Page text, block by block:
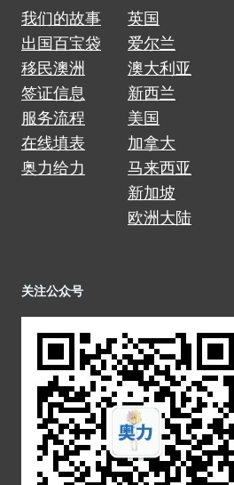
我们的故事
出国百宝袋
移民澳洲
签证信息
服务流程
在线填表
奥力给力
英国
爱尔兰
澳大利亚
新西兰
美国
加拿大
马来西亚
新加坡
欧洲大陆
关注公众号